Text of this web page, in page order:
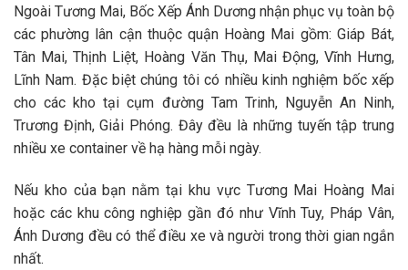
Ngoài Tương Mai, Bốc Xếp Ánh Dương nhận phục vụ toàn bộ
các phường lân cận thuộc quận Hoàng Mai gồm: Giáp Bát,
Tân Mai, Thịnh Liệt, Hoàng Văn Thụ, Mai Động, Vĩnh Hưng,
Lĩnh Nam. Đặc biệt chúng tôi có nhiều kinh nghiệm bốc xếp
cho các kho tại cụm đường Tam Trinh, Nguyễn An Ninh,
Trương Định, Giải Phóng. Đây đều là những tuyến tập trung
nhiều xe container về hạ hàng mỗi ngày.
Nếu kho của bạn nằm tại khu vực Tương Mai Hoàng Mai
hoặc các khu công nghiệp gần đó như Vĩnh Tuy, Pháp Vân,
Ánh Dương đều có thể điều xe và người trong thời gian ngắn
nhất.